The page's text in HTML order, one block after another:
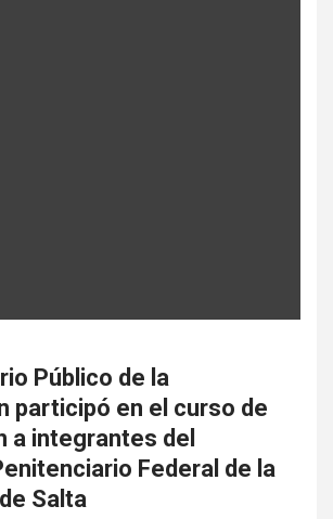
Público de la
participó en el curso de
a integrantes del
Federal de la
Salta